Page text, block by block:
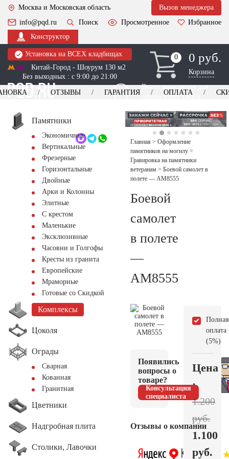
Москва и Московская область
Вызов менеджера
info@pqd.ru
Поиск Просмотренное
Избранное
Конструктор
Установка на ВСЕХ кладбищах
Китай-Город - Шоурум 130 м2
Без выходных : с 9:00 до 21:00
0
0 0 руб.
Корзина
Выезд менеджера для
оформления заказа
+7 (495) 518-44-23
Обратный звонок
ОТЗЫВЫ ГАРАНТИЯ ОПЛАТА
Памятники
Экономичные
Вертикальные
Фрезерные
Горизонтальные
Двойные
Арки и Колонны
Элитные
С крестом
Маленькие
Эксклюзивные
Часовни и Голгофы
Кресты из гранита
Европейские
Мраморные
Готовые со Скидкой
Комплексы
Цоколя
Ограды
Сварная
Кованная
Гранитная
Цветники
Надгробная плита
Столики, Лавочки
Главная > Оформление
памятников на могилу >
Гравировка на памятники
ветеранам > Боевой самолет в
полете — AM8555
Боевой
самолет
в полете
—
AM8555
Появились
вопросы о
товаре?
Консультация
специалиста
Отзывы о компании
Полная
оплата
(5%)
Цена
:
1.200
руб.
1.100
руб.